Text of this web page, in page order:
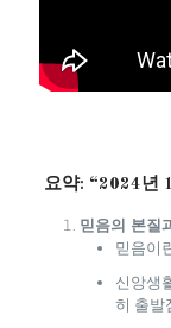
요약: “2024년
믿음의 본질
믿음이
신앙생
히 출발